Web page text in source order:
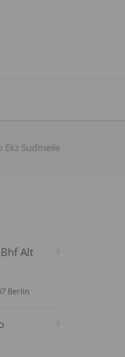
Sudmeile
Alt
Berlin